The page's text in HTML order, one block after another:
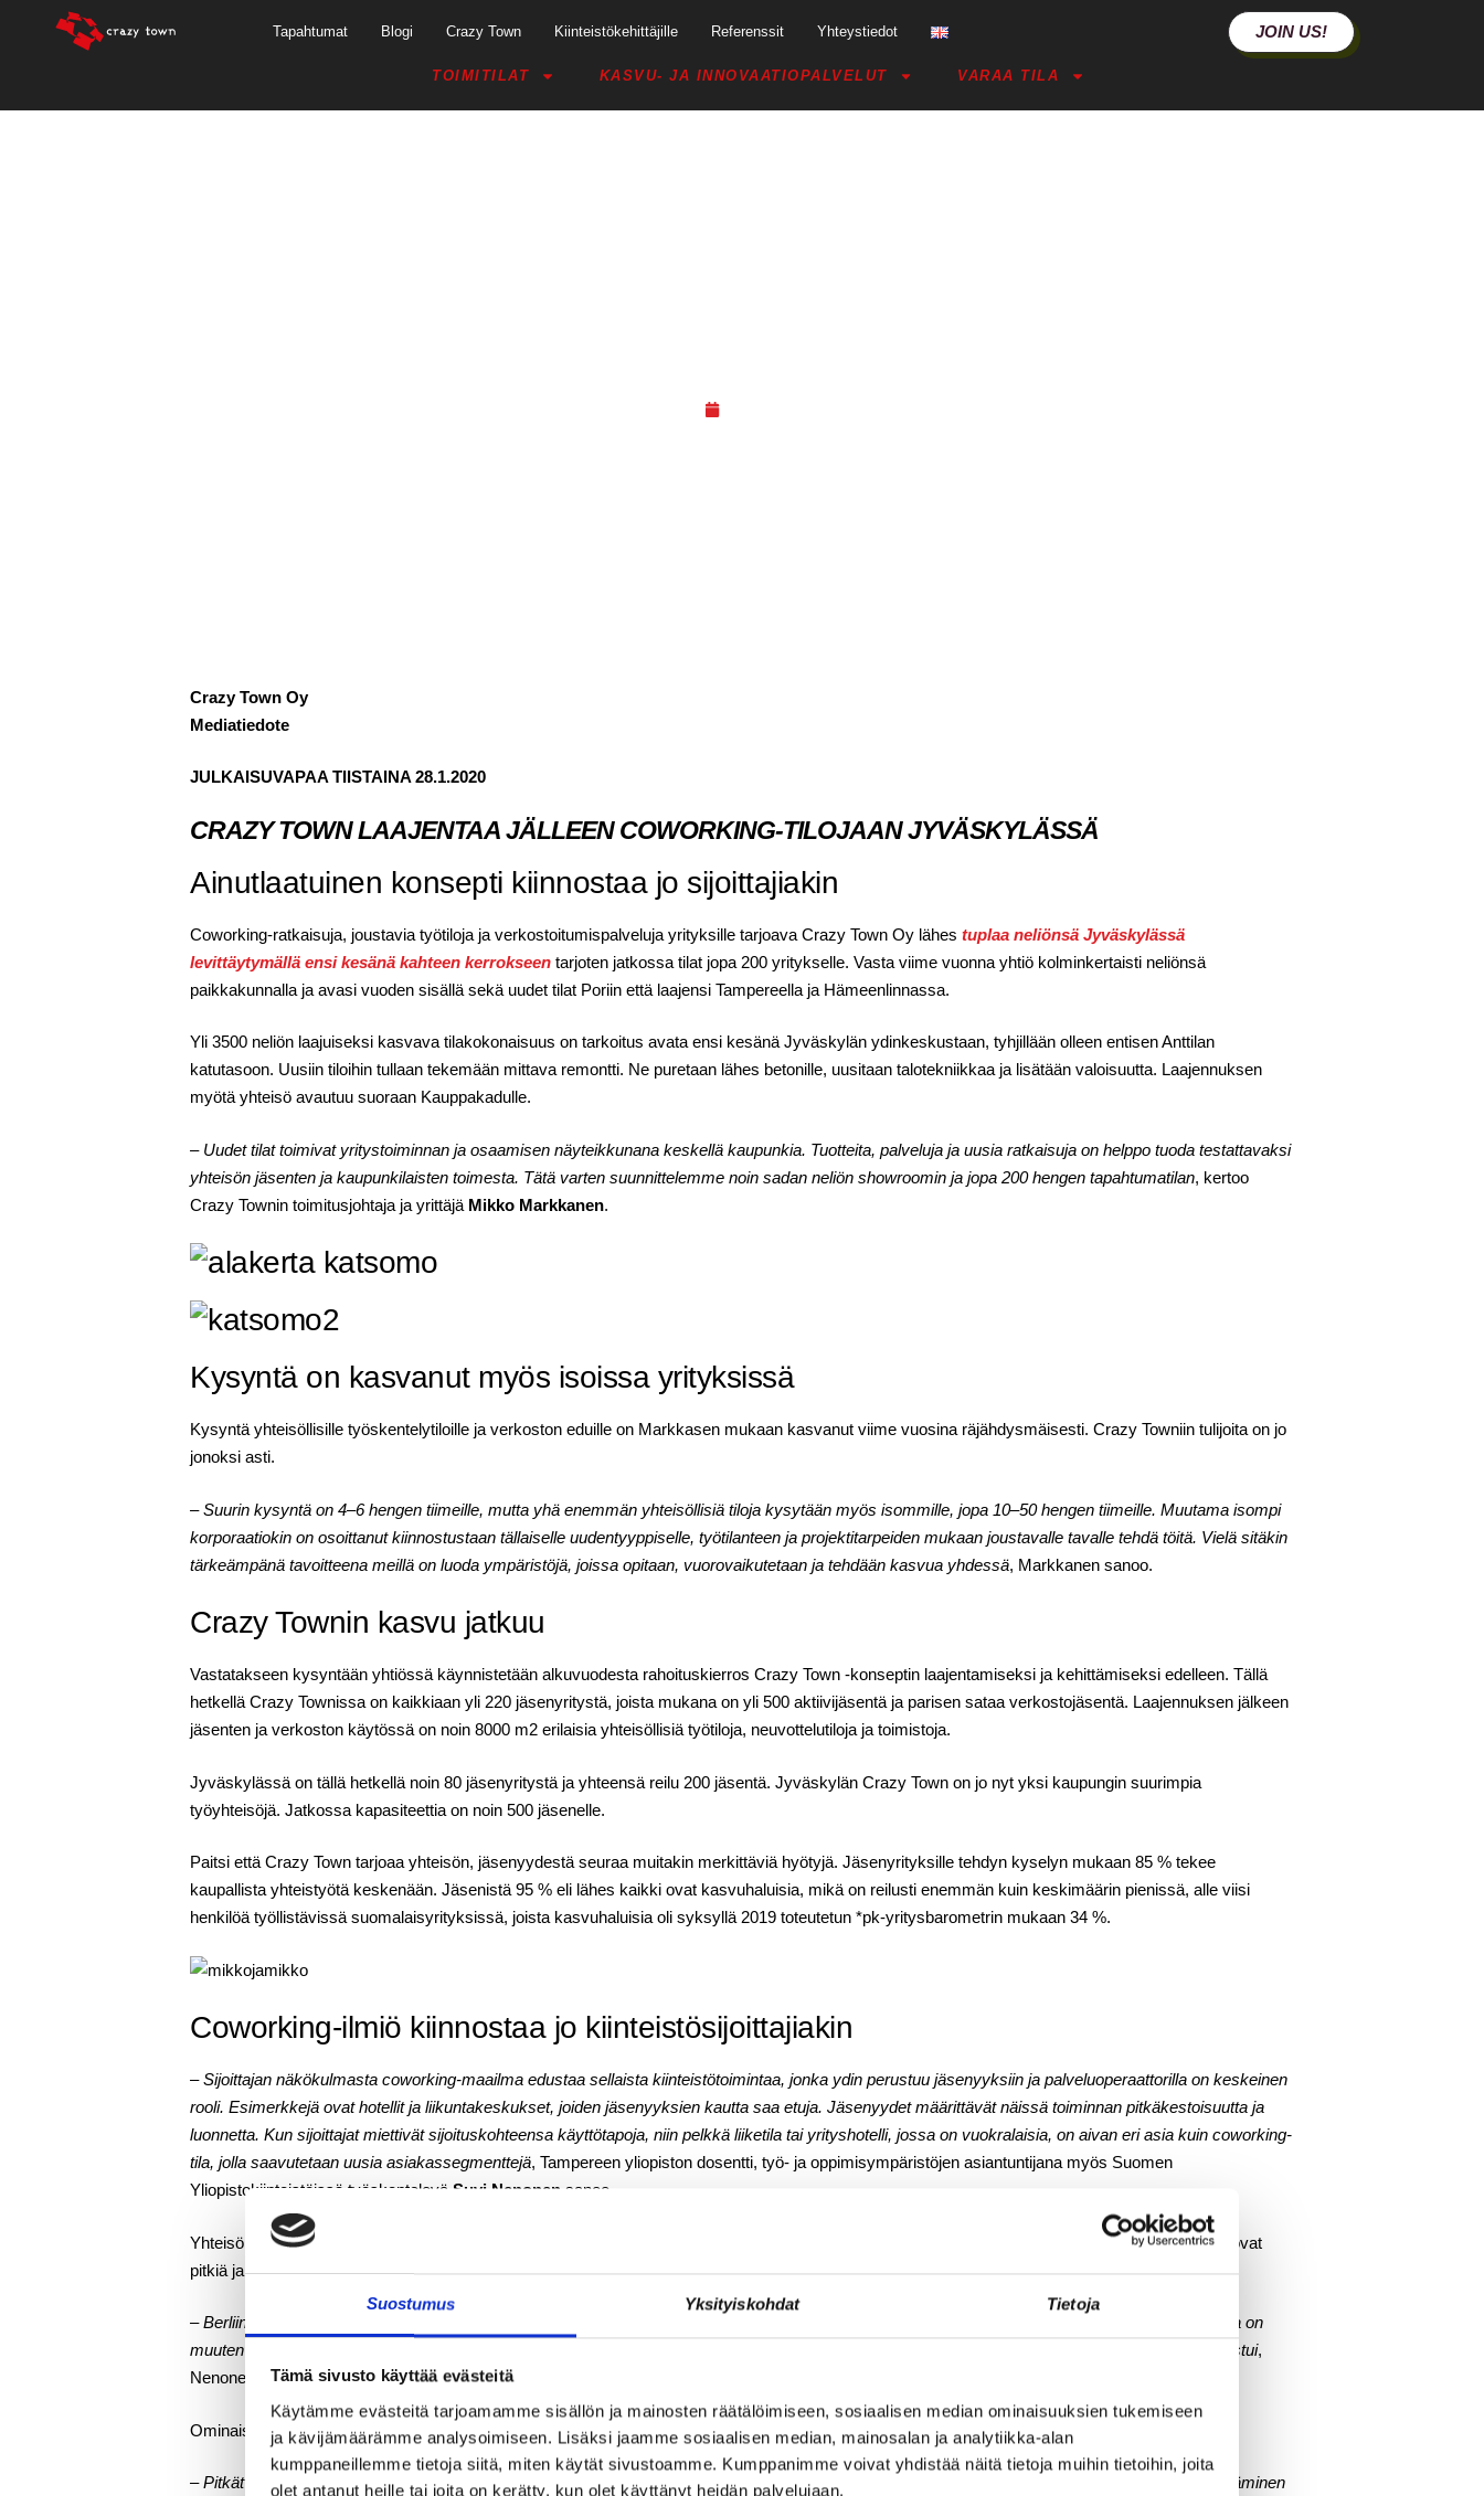
Suostumus Yksityiskohdat Tietoja
Tämä sivusto käyttää evästeitä
Käytämme evästeitä tarjoamamme sisällön ja mainosten räätälöimiseen, sosiaalisen median ominaisuuksien tukemiseen
ja kävijämäärämme analysoimiseen. Lisäksi jaamme sosiaalisen median, mainosalan ja analytiikka-alan
kumppaneillemme tietoja siitä, miten käytät sivustoamme. Kumppanimme voivat yhdistää näitä tietoja muihin tietoihin, joita
olet antanut heille tai joita on kerätty, kun olet käyttänyt heidän palvelujaan.
Tapahtumat Blogi Crazy Town Kiinteistökehittäjille Referenssit Yhteystiedot JOIN US!
TOIMITILAT KASVU- JA INNOVAATIOPALVELUT VARAA TILA
Crazy Town Oy
Mediatiedote
JULKAISUVAPAA TIISTAINA 28.1.2020
CRAZY TOWN LAAJENTAA JÄLLEEN COWORKING-TILOJAAN JYVÄSKYLÄSSÄ
Ainutlaatuinen konsepti kiinnostaa jo sijoittajiakin
Coworking-ratkaisuja, joustavia työtiloja ja verkostoitumispalveluja yrityksille tarjoava Crazy Town Oy lähes tuplaa neliönsä Jyväskylässä
levittäytymällä ensi kesänä kahteen kerrokseen tarjoten jatkossa tilat jopa 200 yritykselle. Vasta viime vuonna yhtiö kolminkertaisti neliönsä
paikkakunnalla ja avasi vuoden sisällä sekä uudet tilat Poriin että laajensi Tampereella ja Hämeenlinnassa.
Yli 3500 neliön laajuiseksi kasvava tilakokonaisuus on tarkoitus avata ensi kesänä Jyväskylän ydinkeskustaan, tyhjillään olleen entisen Anttilan
katutasoon. Uusiin tiloihin tullaan tekemään mittava remontti. Ne puretaan lähes betonille, uusitaan talotekniikkaa ja lisätään valoisuutta. Laajennuksen
myötä yhteisö avautuu suoraan Kauppakadulle.
– Uudet tilat toimivat yritystoiminnan ja osaamisen näyteikkunana keskellä kaupunkia. Tuotteita, palveluja ja uusia ratkaisuja on helppo tuoda testattavaksi
yhteisön jäsenten ja kaupunkilaisten toimesta. Tätä varten suunnittelemme noin sadan neliön showroomin ja jopa 200 hengen tapahtumatilan, kertoo
Crazy Townin toimitusjohtaja ja yrittäjä Mikko Markkanen.
Kysyntä on kasvanut myös isoissa yrityksissä
Kysyntä yhteisöllisille työskentelytiloille ja verkoston eduille on Markkasen mukaan kasvanut viime vuosina räjähdysmäisesti. Crazy Towniin tulijoita on jo
jonoksi asti.
– Suurin kysyntä on 4–6 hengen tiimeille, mutta yhä enemmän yhteisöllisiä tiloja kysytään myös isommille, jopa 10–50 hengen tiimeille. Muutama isompi
korporaatiokin on osoittanut kiinnostustaan tällaiselle uudentyyppiselle, työtilanteen ja projektitarpeiden mukaan joustavalle tavalle tehdä töitä. Vielä sitäkin
tärkeämpänä tavoitteena meillä on luoda ympäristöjä, joissa opitaan, vuorovaikutetaan ja tehdään kasvua yhdessä, Markkanen sanoo.
Crazy Townin kasvu jatkuu
Vastatakseen kysyntään yhtiössä käynnistetään alkuvuodesta rahoituskierros Crazy Town -konseptin laajentamiseksi ja kehittämiseksi edelleen. Tällä
hetkellä Crazy Townissa on kaikkiaan yli 220 jäsenyritystä, joista mukana on yli 500 aktiivijäsentä ja parisen sataa verkostojäsentä. Laajennuksen jälkeen
jäsenten ja verkoston käytössä on noin 8000 m2 erilaisia yhteisöllisiä työtiloja, neuvottelutiloja ja toimistoja.
Jyväskylässä on tällä hetkellä noin 80 jäsenyritystä ja yhteensä reilu 200 jäsentä. Jyväskylän Crazy Town on jo nyt yksi kaupungin suurimpia
työyhteisöjä. Jatkossa kapasiteettia on noin 500 jäsenelle.
Paitsi että Crazy Town tarjoaa yhteisön, jäsenyydestä seuraa muitakin merkittäviä hyötyjä. Jäsenyrityksille tehdyn kyselyn mukaan 85 % tekee
kaupallista yhteistyötä keskenään. Jäsenistä 95 % eli lähes kaikki ovat kasvuhaluisia, mikä on reilusti enemmän kuin keskimäärin pienissä, alle viisi
henkilöä työllistävissä suomalaisyrityksissä, joista kasvuhaluisia oli syksyllä 2019 toteutetun *pk-yritysbarometrin mukaan 34 %.
Coworking-ilmiö kiinnostaa jo kiinteistösijoittajiakin
– Sijoittajan näkökulmasta coworking-maailma edustaa sellaista kiinteistötoimintaa, jonka ydin perustuu jäsenyyksiin ja palveluoperaattorilla on keskeinen
rooli. Esimerkkejä ovat hotellit ja liikuntakeskukset, joiden jäsenyyksien kautta saa etuja. Jäsenyydet määrittävät näissä toiminnan pitkäkestoisuutta ja
luonnetta. Kun sijoittajat miettivät sijoituskohteensa käyttötapoja, niin pelkkä liiketila tai yrityshotelli, jossa on vuokralaisia, on aivan eri asia kuin coworking-
tila, jolla saavutetaan uusia asiakassegmenttejä, Tampereen yliopiston dosentti, työ- ja oppimisympäristöjen asiantuntijana myös Suomen
Yliopistokiinteistöissä työskentelevä Suvi Nenonen sanoo.
Yhteisöllisten työtilojen tarjonnan näkökulmasta Suomi on Nenosen mukaan kuitenkin haasteellinen maa, kuten muutkin Pohjoismaat. Etäisyydet ovat
pitkiä ja kaupungit pieniä.
– Berliinin syke tai Amsterdamin elävyys houkuttelevat ”diginomadeja”, kuten koodareita tai bloggaa-jia, jotka voivat tehdä töitä missä vaan, tai joilla on
muuten muuttuvat elämäntavat. Suomi on kuitenkin ollut hyvin aktiivinen ja ajan hermolla heti 2000-luvun alusta alkaen, kun coworking-ilmiö vahvistui,
Nenonen toteaa.
Ominaispiirteitämme voitaisiin Nenosen mukaan hyödyntää kansainvälisessä coworking-markkinassa enemmänkin.
– Pitkät etäisyydet, luonnonläheisyys ja neljä vuodenaikaa rytmittävät elämäntyyliämme ja olemme tutkitusti onnellista kansaa. Hyvinvoinnin edistäminen